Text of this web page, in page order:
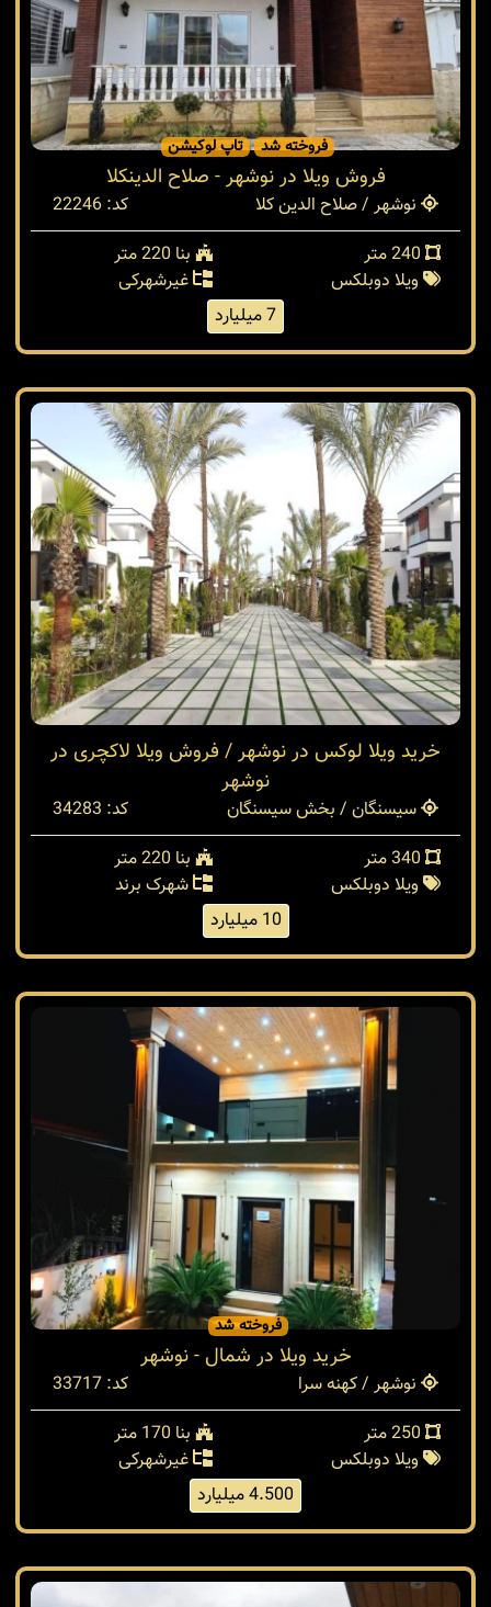
فروخته شد تاپ لوکیشن
فروش ویلا در نوشهر - صلاح الدینکلا
نوشهر / صلاح الدین کلا
کد: 22246
بنا 220 متر
ویلا دوبلکس
غیرشهرکی
7 میلیارد
خرید ویلا لوکس در نوشهر / فروش ویلا لاکچری در
نوشهر
سیسنگان / بخش سیسنگان
کد: 34283
بنا 220 متر
ویلا دوبلکس
شهرک برند
10 میلیارد
فروخته شد
خرید ویلا در شمال - نوشهر
نوشهر / کهنه سرا
کد: 33717
بنا 170 متر
ویلا دوبلکس
غیرشهرکی
4.500 میلیارد